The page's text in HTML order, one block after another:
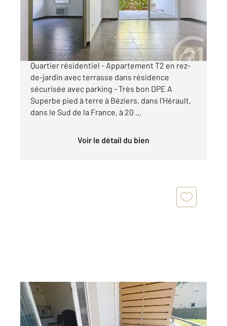
Appartement T2 à vendre
140 000 €
Béziers Quartier des Peintres Très recherché -
Quartier résidentiel - Appartement T2 en rez-
de-jardin avec terrasse dans résidence
sécurisée avec parking - Très bon DPE A
Superbe pied à terre à Béziers, dans l'Hérault,
dans le Sud de la France, à 20 ...
Voir le détail du bien
BEZIERS 34
18,18 m
, 1 pièce
Ref : 614